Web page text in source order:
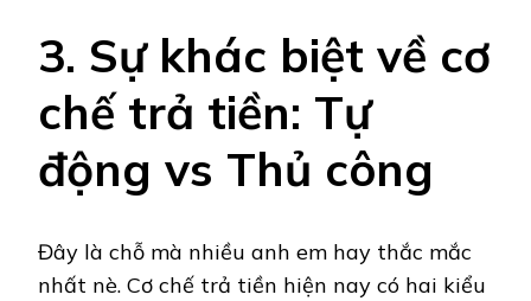
3. Sự khác biệt về cơ
chế trả tiền: Tự
động vs Thủ công
Đây là chỗ mà nhiều anh em hay thắc mắc
nhất nè. Cơ chế trả tiền hiện nay có hai kiểu